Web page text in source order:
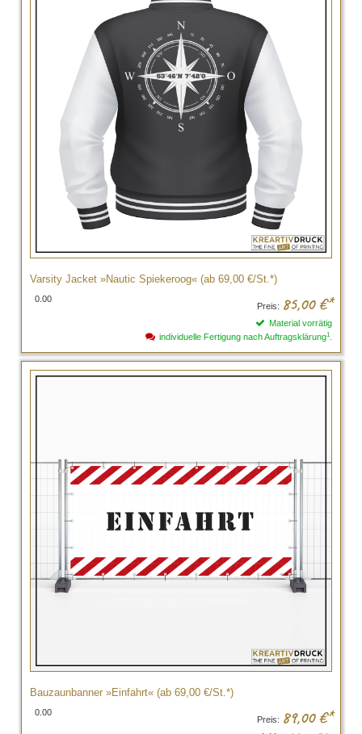
Varsity Jacket »Nautic Spiekeroog« (ab 69,00 €/St.*)
0.00
Preis: 85,00 €*
Material vorrätig
individuelle Fertigung nach Auftragsklärung1
Bauzaunbanner »Einfahrt« (ab 69,00 €/St.*)
0.00
Preis: 89,00 €*